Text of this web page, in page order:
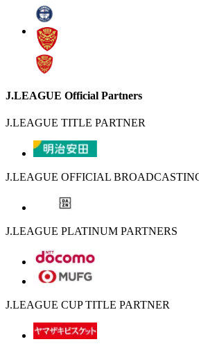
J.LEAGUE Official Partners
J.LEAGUE TITLE PARTNER
J.LEAGUE OFFICIAL
J.LEAGUE PLATINUM PARTNERS
J.LEAGUE CUP TITLE PARTNER